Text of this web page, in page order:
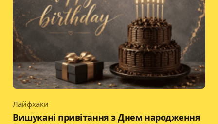
Category
Лайфхаки
Вишукані привітання з Днем народження